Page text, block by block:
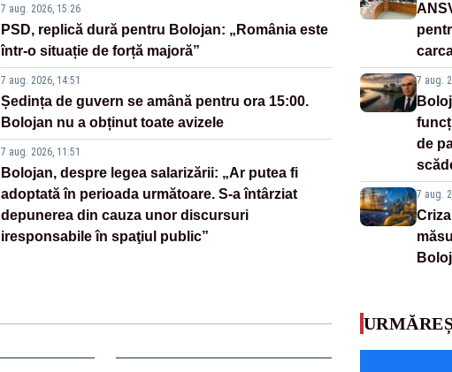
7 aug. 2026, 15:26
PSD, replică dură pentru Bolojan: „România este
într-o situație de forță majoră”
7 aug. 2026, 14:51
Ședința de guvern se amână pentru ora 15:00.
Bolojan nu a obținut toate avizele
7 aug. 2026, 11:51
Bolojan, despre legea salarizării: „Ar putea fi
adoptată în perioada următoare. S-a întârziat
depunerea din cauza unor discursuri
iresponsabile în spaţiul public”
7 aug.
de
7 aug.